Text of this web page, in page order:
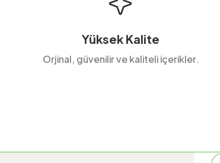
Yüksek Kalite
Orjinal, güvenilir ve kaliteli içerikler.